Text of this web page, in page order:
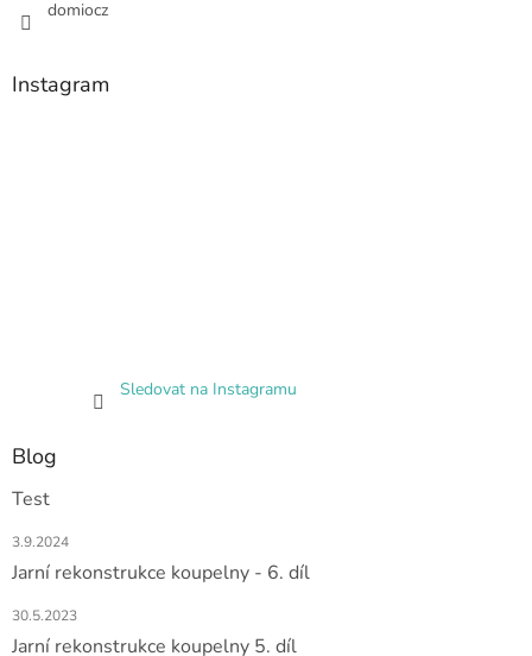
domiocz
Instagram
Sledovat na Instagramu
Blog
Test
3.9.2024
Jarní rekonstrukce koupelny - 6. díl
30.5.2023
Jarní rekonstrukce koupelny 5. díl